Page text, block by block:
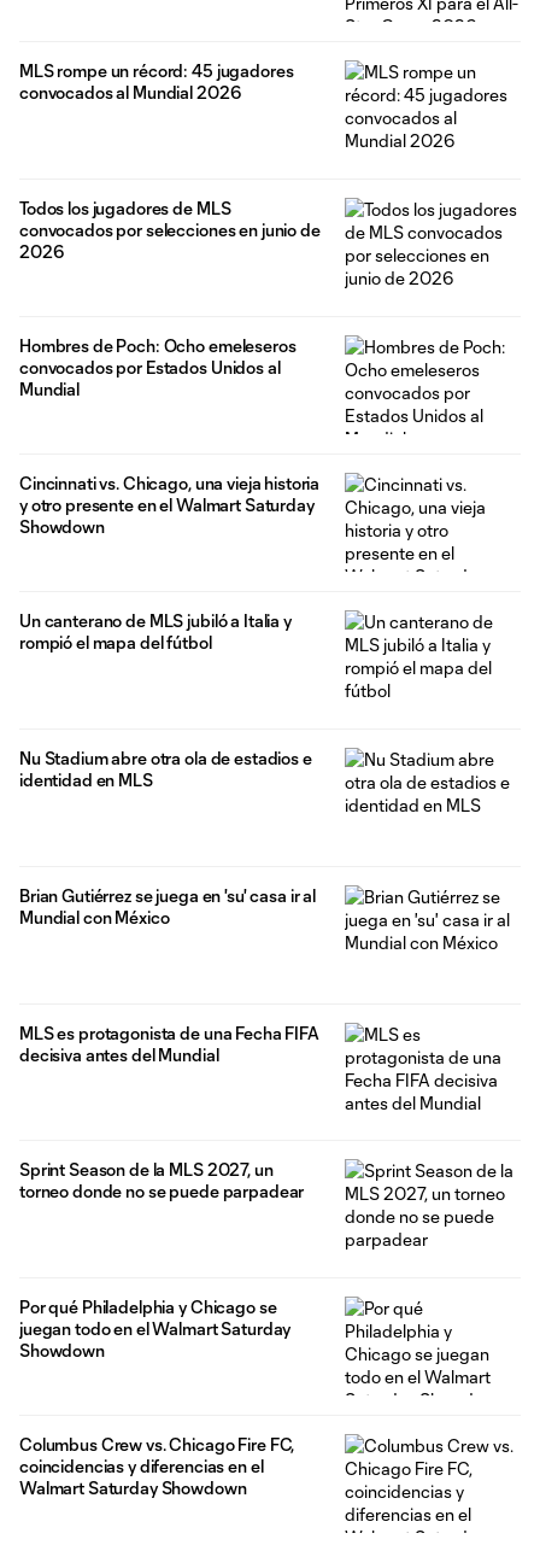
MLS rompe un récord: 45 jugadores
convocados al Mundial 2026
Todos los jugadores de MLS
convocados por selecciones en junio de
2026
Hombres de Poch: Ocho emeleseros
convocados por Estados Unidos al
Mundial
Cincinnati vs. Chicago, una vieja historia
y otro presente en el Walmart Saturday
Showdown
Un canterano de MLS jubiló a Italia y
rompió el mapa del fútbol
Nu Stadium abre otra ola de estadios e
identidad en MLS
Brian Gutiérrez se juega en 'su' casa ir al
Mundial con México
MLS es protagonista de una Fecha FIFA
decisiva antes del Mundial
Sprint Season de la MLS 2027, un
torneo donde no se puede parpadear
Por qué Philadelphia y Chicago se
juegan todo en el Walmart Saturday
Showdown
Columbus Crew vs. Chicago Fire FC,
coincidencias y diferencias en el
Walmart Saturday Showdown